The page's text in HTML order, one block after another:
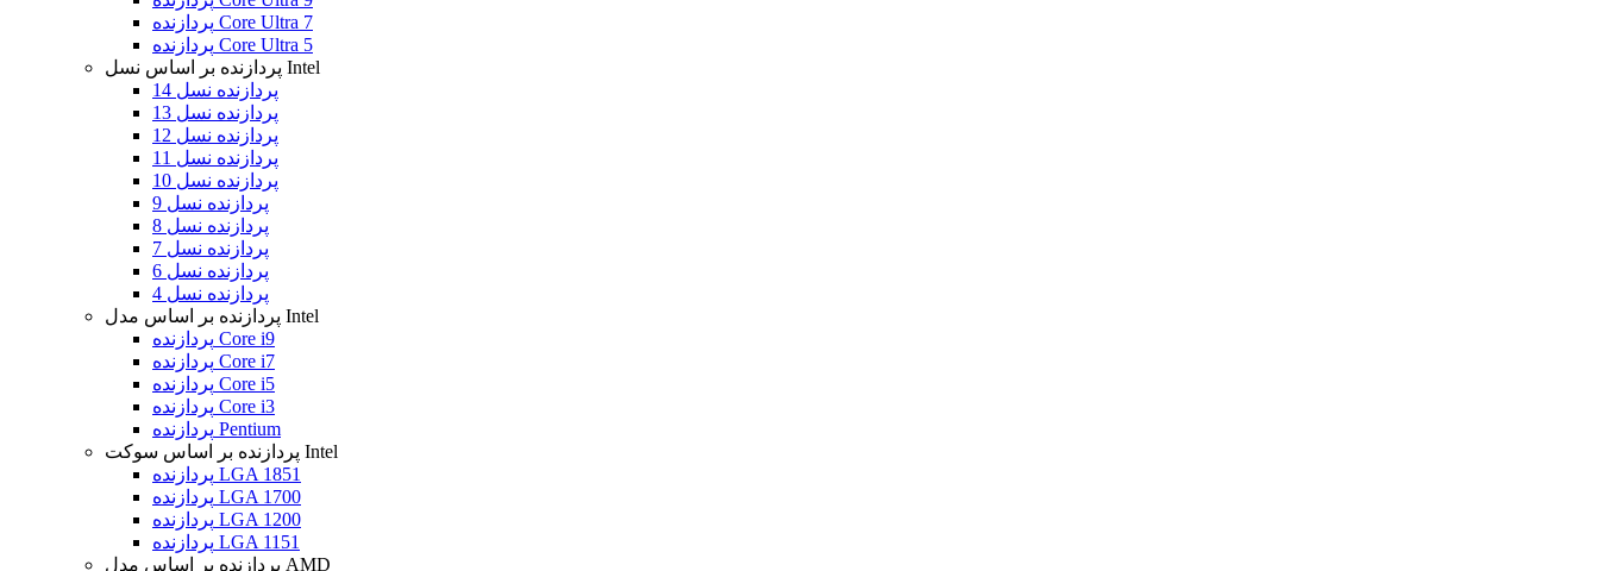
پردازنده Core Ultra 7
پردازنده Core Ultra 5
پردازنده بر اساس نسل Intel
پردازنده نسل 14
پردازنده نسل 13
پردازنده نسل 12
پردازنده نسل 11
پردازنده نسل 10
پردازنده نسل 9
پردازنده نسل 8
پردازنده نسل 7
پردازنده نسل 6
پردازنده نسل 4
پردازنده بر اساس مدل Intel
پردازنده Core i9
پردازنده Core i7
پردازنده Core i5
پردازنده Core i3
پردازنده Pentium
پردازنده بر اساس سوکت Intel
پردازنده LGA 1851
پردازنده LGA 1700
پردازنده LGA 1200
پردازنده LGA 1151
پردازنده بر اساس مدل AMD